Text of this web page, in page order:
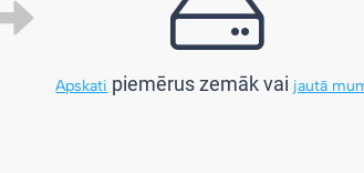
Apskati piemērus zemāk vai jautā